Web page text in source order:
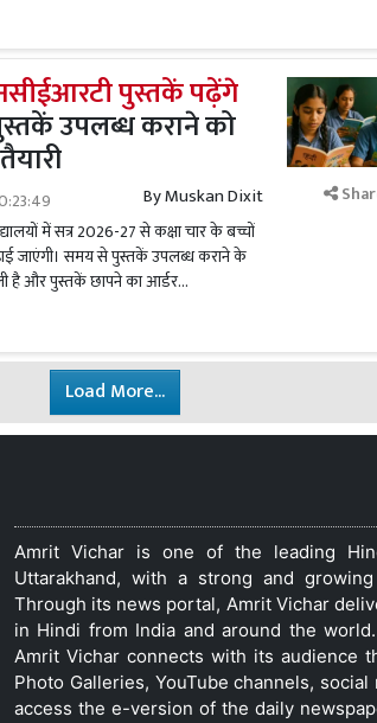
पुस्तकें पढ़ेंगे
उपलब्ध कराने को
ByMuskan Dixit
में सत्र 2026-27 से कक्षा चार के बच्चों
जाएंगी। समय से पुस्तकें उपलब्ध कराने के
है और पुस्तकें छापने का आर्डर...
Load More...
Amrit Vichar is one of the leading
Uttarakhand, with a strong and
Through its news portal, Amrit Vichar
in Hindi from India and around the
Amrit Vichar connects with its audience
Photo Galleries, YouTube channels,
access the e-version of the daily